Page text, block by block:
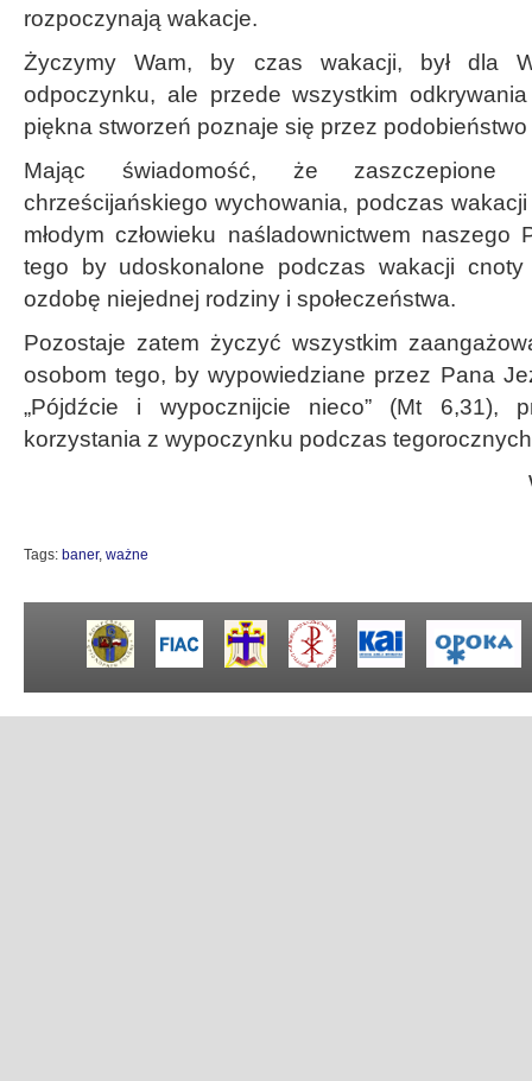
rozpoczynają wakacje.
Życzymy Wam, by czas wakacji, był dla
odpoczynku, ale przede wszystkim
piękna stworzeń poznaje się przez podobieństwo
Mając świadomość, że
chrześcijańskiego wychowania, podczas
młodym człowieku naśladownictwem
tego by udoskonalone podczas wakacji cnoty
ozdobę niejednej rodziny i społeczeństwa.
Pozostaje zatem życzyć wszystkim
osobom tego, by wypowiedziane przez Pana
„Pójdźcie i wypocznijcie nieco” (Mt 6,31),
korzystania z wypoczynku podczas
Tags: baner, ważne